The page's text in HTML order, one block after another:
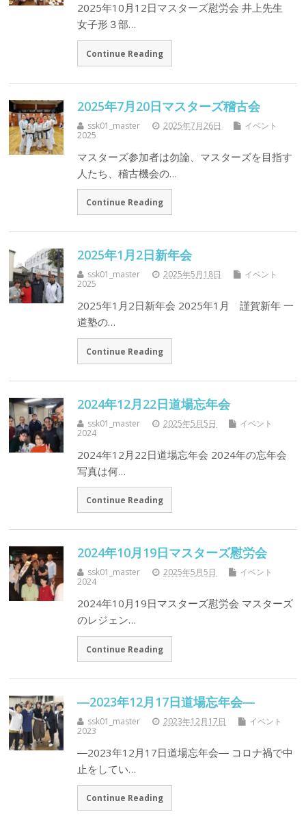
2025年10月12日マスターズ慰労会 井上先生
女子形３部…
Continue Reading
2025年7月20日マスターズ稽古会
ssk01_master 2025年7月26日
イベント
2025
マスターズ参加者は勿論、マスターズを目指す
人たち、稽古機会の…
Continue Reading
2025年1月2日新年会
ssk01_master 2025年5月18日
イベント
2025
2025年1月2日新年会 2025年1月 謹賀新年 一
道塾の…
Continue Reading
2024年12月22日道場忘年会
ssk01_master 2025年5月5日
イベント
2024
2024年12月22日道場忘年会 2024年の忘年会
写真は何…
Continue Reading
2024年10月19日マスターズ慰労会
ssk01_master 2025年5月5日
イベント
2024
2024年10月19日マスターズ慰労会 マスターズ
のレジェン…
Continue Reading
―2023年12月17日道場忘年会―
ssk01_master 2023年12月17日
イベント
2023
―2023年12月17日道場忘年会― コロナ禍で中
止をしてい…
Continue Reading